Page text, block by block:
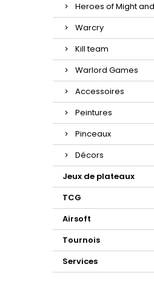
Heroes of Might
Warcry
Kill team
Warlord Games
Accessoires
Peintures
Pinceaux
Décors
Jeux de plateaux
TCG
Airsoft
Tournois
Services